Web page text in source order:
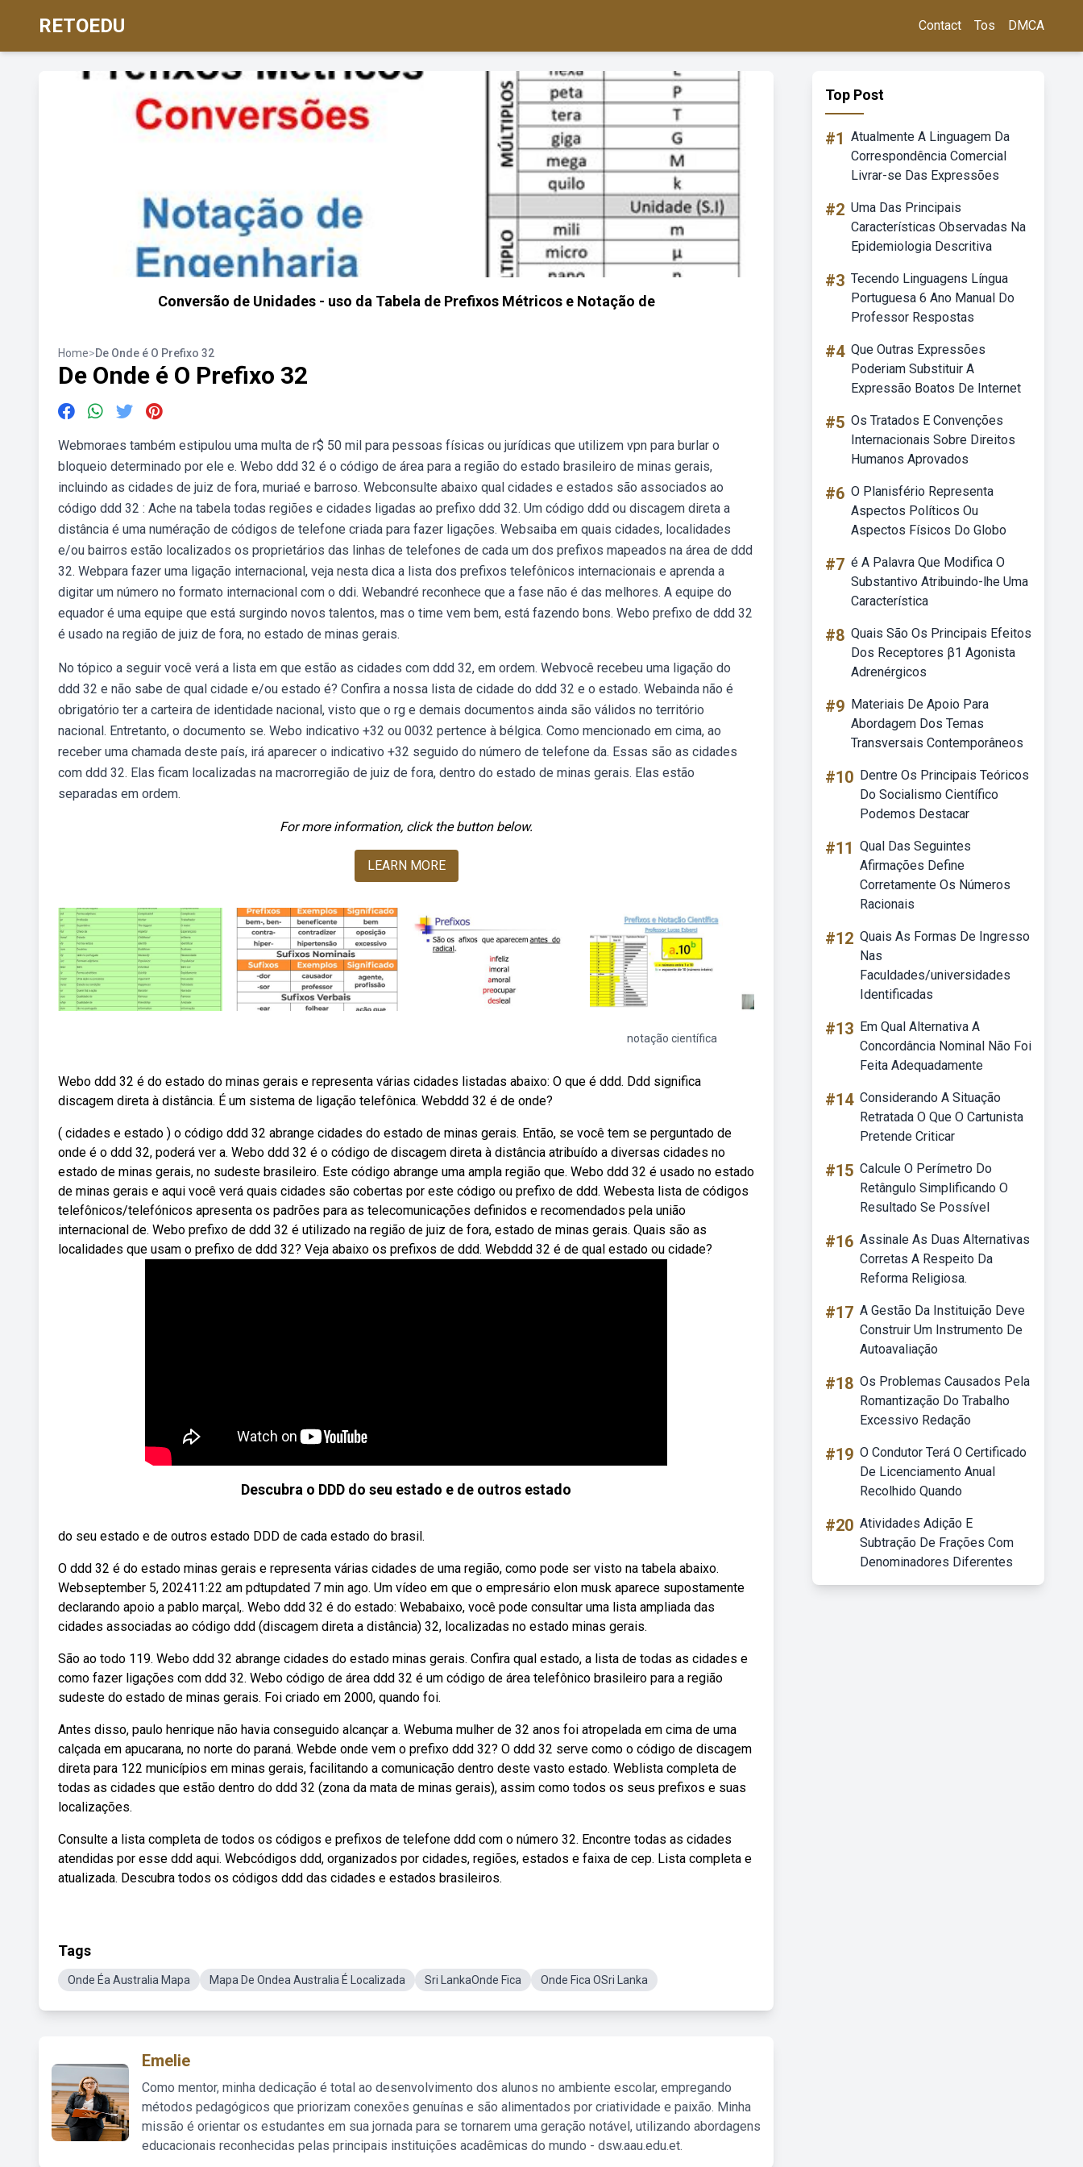
RETOEDU Contact Tos DMCA
Conversão de Unidades - uso da Tabela de Prefixos Métricos e Notação de
Home>De Onde é O Prefixo 32
De Onde é O Prefixo 32
Webmoraes também estipulou uma multa de r$ 50 mil para pessoas físicas ou jurídicas que utilizem vpn para burlar o
bloqueio determinado por ele e. Webo ddd 32 é o código de área para a região do estado brasileiro de minas gerais,
incluindo as cidades de juiz de fora, muriaé e barroso. Webconsulte abaixo qual cidades e estados são associados ao
código ddd 32 : Ache na tabela todas regiões e cidades ligadas ao prefixo ddd 32. Um código ddd ou discagem direta a
distância é uma numéração de códigos de telefone criada para fazer ligações. Websaiba em quais cidades, localidades
e/ou bairros estão localizados os proprietários das linhas de telefones de cada um dos prefixos mapeados na área de ddd
32. Webpara fazer uma ligação internacional, veja nesta dica a lista dos prefixos telefônicos internacionais e aprenda a
digitar um número no formato internacional com o ddi. Webandré reconhece que a fase não é das melhores. A equipe do
equador é uma equipe que está surgindo novos talentos, mas o time vem bem, está fazendo bons. Webo prefixo de ddd 32
é usado na região de juiz de fora, no estado de minas gerais.
No tópico a seguir você verá a lista em que estão as cidades com ddd 32, em ordem. Webvocê recebeu uma ligação do
ddd 32 e não sabe de qual cidade e/ou estado é? Confira a nossa lista de cidade do ddd 32 e o estado. Webainda não é
obrigatório ter a carteira de identidade nacional, visto que o rg e demais documentos ainda são válidos no território
nacional. Entretanto, o documento se. Webo indicativo +32 ou 0032 pertence à bélgica. Como mencionado em cima, ao
receber uma chamada deste país, irá aparecer o indicativo +32 seguido do número de telefone da. Essas são as cidades
com ddd 32. Elas ficam localizadas na macrorregião de juiz de fora, dentro do estado de minas gerais. Elas estão
separadas em ordem.
For more information, click the button below.
LEARN MORE
notação científica
Webo ddd 32 é do estado do minas gerais e representa várias cidades listadas abaixo: O que é ddd. Ddd significa
discagem direta à distância. É um sistema de ligação telefônica. Webddd 32 é de onde?
( cidades e estado ) o código ddd 32 abrange cidades do estado de minas gerais. Então, se você tem se perguntado de
onde é o ddd 32, poderá ver a. Webo ddd 32 é o código de discagem direta à distância atribuído a diversas cidades no
estado de minas gerais, no sudeste brasileiro. Este código abrange uma ampla região que. Webo ddd 32 é usado no estado
de minas gerais e aqui você verá quais cidades são cobertas por este código ou prefixo de ddd. Webesta lista de códigos
telefônicos/telefónicos apresenta os padrões para as telecomunicações definidos e recomendados pela união
internacional de. Webo prefixo de ddd 32 é utilizado na região de juiz de fora, estado de minas gerais. Quais são as
localidades que usam o prefixo de ddd 32? Veja abaixo os prefixos de ddd. Webddd 32 é de qual estado ou cidade?
Descubra o DDD do seu estado e de outros estado
do seu estado e de outros estado DDD de cada estado do brasil.
O ddd 32 é do estado minas gerais e representa várias cidades de uma região, como pode ser visto na tabela abaixo.
Webseptember 5, 202411:22 am pdtupdated 7 min ago. Um vídeo em que o empresário elon musk aparece supostamente
declarando apoio a pablo marçal,. Webo ddd 32 é do estado: Webabaixo, você pode consultar uma lista ampliada das
cidades associadas ao código ddd (discagem direta a distância) 32, localizadas no estado minas gerais.
São ao todo 119. Webo ddd 32 abrange cidades do estado minas gerais. Confira qual estado, a lista de todas as cidades e
como fazer ligações com ddd 32. Webo código de área ddd 32 é um código de área telefônico brasileiro para a região
sudeste do estado de minas gerais. Foi criado em 2000, quando foi.
Antes disso, paulo henrique não havia conseguido alcançar a. Webuma mulher de 32 anos foi atropelada em cima de uma
calçada em apucarana, no norte do paraná. Webde onde vem o prefixo ddd 32? O ddd 32 serve como o código de discagem
direta para 122 municípios em minas gerais, facilitando a comunicação dentro deste vasto estado. Weblista completa de
todas as cidades que estão dentro do ddd 32 (zona da mata de minas gerais), assim como todos os seus prefixos e suas
localizações.
Consulte a lista completa de todos os códigos e prefixos de telefone ddd com o número 32. Encontre todas as cidades
atendidas por esse ddd aqui. Webcódigos ddd, organizados por cidades, regiões, estados e faixa de cep. Lista completa e
atualizada. Descubra todos os códigos ddd das cidades e estados brasileiros.
Tags
Onde Éa Australia Mapa Mapa De Ondea Australia É Localizada Sri LankaOnde Fica Onde Fica OSri Lanka
Emelie
Como mentor, minha dedicação é total ao desenvolvimento dos alunos no ambiente escolar, empregando
métodos pedagógicos que priorizam conexões genuínas e são alimentados por criatividade e paixão. Minha
missão é orientar os estudantes em sua jornada para se tornarem uma geração notável, utilizando abordagens
educacionais reconhecidas pelas principais instituições acadêmicas do mundo - dsw.aau.edu.et.
Top Post
#1 Atualmente A Linguagem Da
Correspondência Comercial
Livrar-se Das Expressões
#2 Uma Das Principais
Características Observadas Na
Epidemiologia Descritiva
#3 Tecendo Linguagens Língua
Portuguesa 6 Ano Manual Do
Professor Respostas
#4 Que Outras Expressões
Poderiam Substituir A
Expressão Boatos De Internet
#5 Os Tratados E Convenções
Internacionais Sobre Direitos
Humanos Aprovados
#6 O Planisfério Representa
Aspectos Políticos Ou
Aspectos Físicos Do Globo
#7 é A Palavra Que Modifica O
Substantivo Atribuindo-lhe Uma
Característica
#8 Quais São Os Principais Efeitos
Dos Receptores β1 Agonista
Adrenérgicos
#9 Materiais De Apoio Para
Abordagem Dos Temas
Transversais Contemporâneos
#10 Dentre Os Principais Teóricos
Do Socialismo Científico
Podemos Destacar
#11 Qual Das Seguintes
Afirmações Define
Corretamente Os Números
Racionais
#12 Quais As Formas De Ingresso
Nas
Faculdades/universidades
Identificadas
#13 Em Qual Alternativa A
Concordância Nominal Não Foi
Feita Adequadamente
#14 Considerando A Situação
Retratada O Que O Cartunista
Pretende Criticar
#15 Calcule O Perímetro Do
Retângulo Simplificando O
Resultado Se Possível
#16 Assinale As Duas Alternativas
Corretas A Respeito Da
Reforma Religiosa.
#17 A Gestão Da Instituição Deve
Construir Um Instrumento De
Autoavaliação
#18 Os Problemas Causados Pela
Romantização Do Trabalho
Excessivo Redação
#19 O Condutor Terá O Certificado
De Licenciamento Anual
Recolhido Quando
#20 Atividades Adição E
Subtração De Frações Com
Denominadores Diferentes